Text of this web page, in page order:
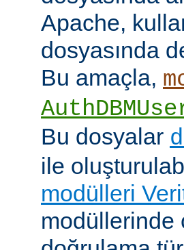
Apache,
dosyasında
Bu amaçla,
Bu dosyalar
ile
modülleri
modüllerinde